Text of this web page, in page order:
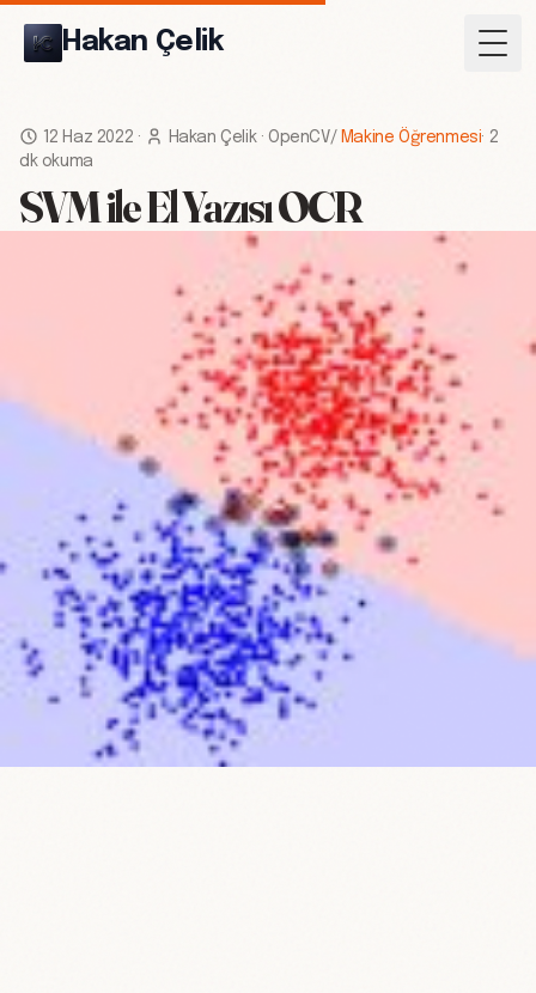
Hakan Çelik
12 Haz 2022 · Hakan Çelik· OpenCV/ Makine Öğrenmesi· 2
dk okuma
SVM ile El Yazısı OCR